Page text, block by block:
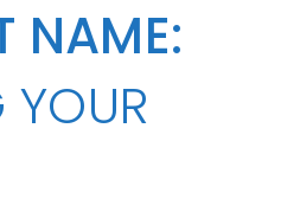
NAME:
YOUR